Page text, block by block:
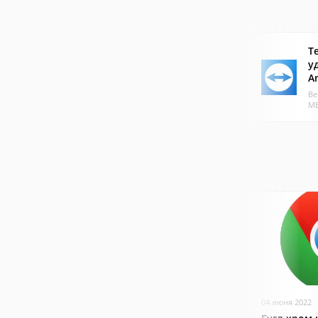
04 июня 2022